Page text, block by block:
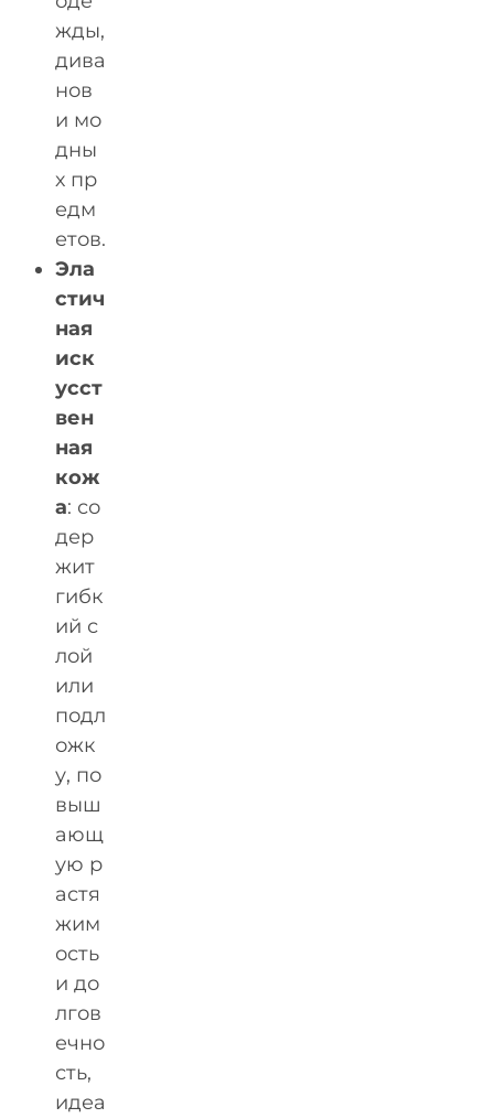
жды,
дива
нов
и мо
дны
х пр
едм
етов.
Эла
стич
ная
иск
усст
вен
ная
кож
а: со
дер
жит
гибк
ий с
лой
или
подл
ожк
у, по
выш
ающ
ую р
астя
жим
ость
и до
лгов
ечно
сть,
идеа